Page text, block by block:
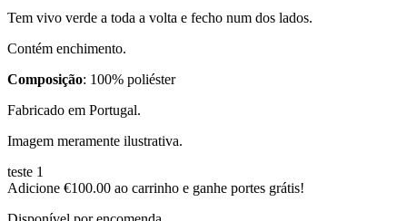
Tem vivo verde a toda a volta e fecho num dos lados.
Contém enchimento.
Composição: 100% poliéster
Fabricado em Portugal.
Imagem meramente ilustrativa.
teste 1
Adicione €100.00 ao carrinho e ganhe portes grátis!